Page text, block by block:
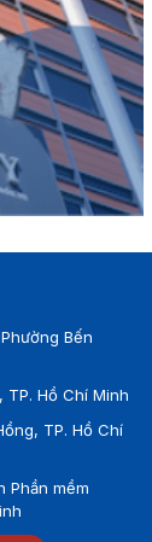
Bến
Hồ Chí Minh
TP. Hồ Chí
Phần mềm